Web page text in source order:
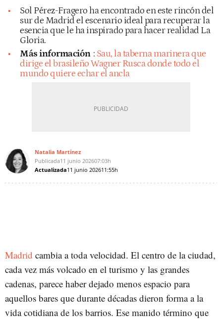
Sol Pérez-Fragero ha encontrado en este rincón del
sur de Madrid el escenario ideal para recuperar la
esencia que le ha inspirado para hacer realidad La
Gloria.
Más información : Sau, la taberna marinera que
dirige el brasileño Wagner Rusca donde todo el
mundo quiere echar el ancla
Natalia Martínez
Publicada11 junio 202607:03h
Actualizada11 junio 202611:55h
Madrid cambia a toda velocidad. El centro de la ciudad,
cada vez más volcado en el turismo y las grandes
cadenas, parece haber dejado menos espacio para
aquellos bares que durante décadas dieron forma a la
vida cotidiana de los barrios. Ese manido término que